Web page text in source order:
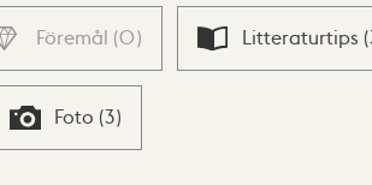
Föremål (0) Litteraturtips (
Foto (3)